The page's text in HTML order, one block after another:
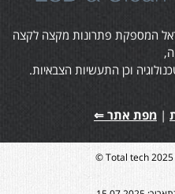
המספקת פתרונות מקצה לקצה
| מפת אתר ⇐